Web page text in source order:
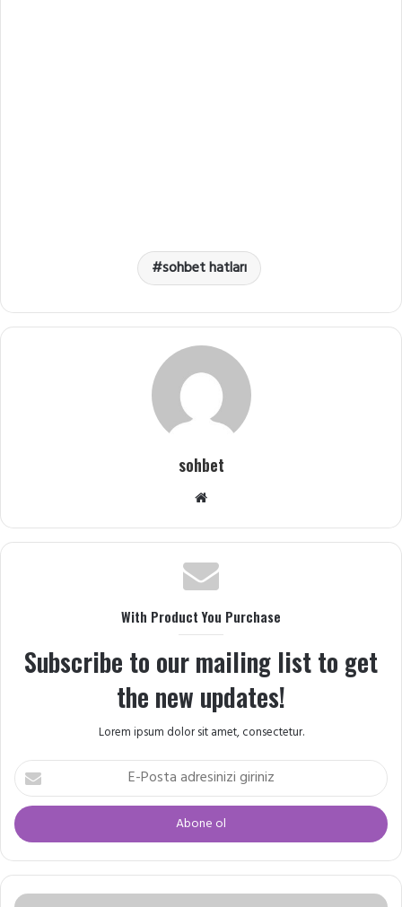
sohbet hatları
sohbet
Web
With Product You Purchase
Subscribe to our mailing list to get
the new updates!
Lorem ipsum dolor sit amet, consectetur.
E-
Posta
adresinizi
giriniz